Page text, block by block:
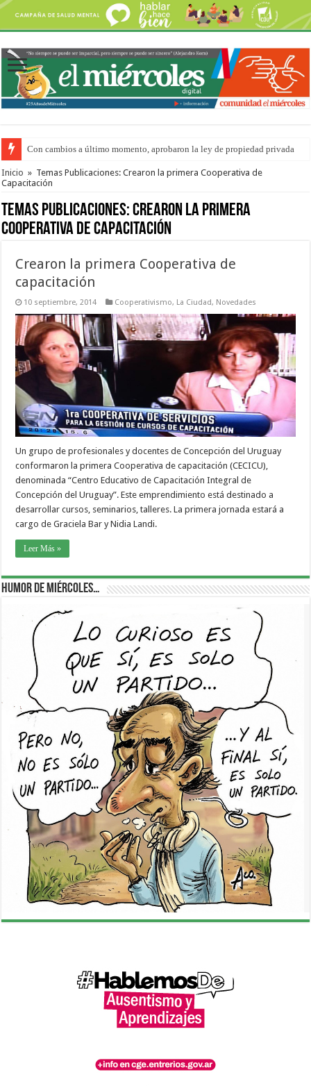
Con cambios a último momento, aprobaron la ley de propiedad privada
Adopción en Entre Ríos: el 35% de los 90 niños, niñas y adolescentes que
Inicio » Temas Publicaciones: Crearon la primera Cooperativa de
Capacitación
Temas Publicaciones:Crearon la primera
Cooperativa de Capacitación
Crearon la primera Cooperativa de
capacitación
10 septiembre, 2014 Cooperativismo, La Ciudad, Novedades
Un grupo de profesionales y docentes de Concepción del Uruguay
conformaron la primera Cooperativa de capacitación (CECICU),
denominada “Centro Educativo de Capacitación Integral de
Concepción del Uruguay”. Este emprendimiento está destinado a
desarrollar cursos, seminarios, talleres. La primera jornada estará a
cargo de Graciela Bar y Nidia Landi.
Leer Más »
Humor de Miércoles…